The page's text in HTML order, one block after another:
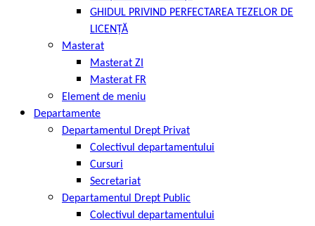
GHIDUL PRIVIND PERFECTAREA TEZELOR DE
LICENȚĂ
Masterat
Masterat ZI
Masterat FR
Element de meniu
Departamente
Departamentul Drept Privat
Colectivul departamentului
Cursuri
Secretariat
Departamentul Drept Public
Colectivul departamentului